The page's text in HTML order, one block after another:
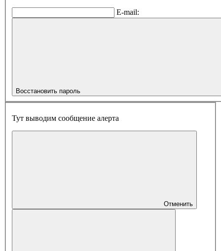
E-mail:
Восстановить пароль
Тут выводим сообщение алерта
Отменить